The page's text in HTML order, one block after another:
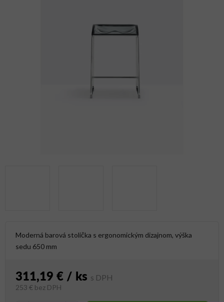
Moderná barová stolička s ergonomickým dizajnom, výška
sedu 650 mm
311,19 € / ks
253 € bez DPH